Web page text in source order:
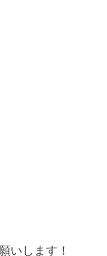
いします！